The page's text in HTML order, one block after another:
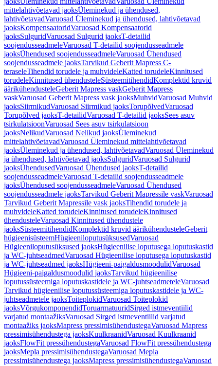
mittelahtivõetavad jaoksÜleminekud ja ühendused,
lahtivõetavadVaruosad Üleminekud ja ühendused, lahtivõetavad
jaoksKompensaatoridVaruosad Kompensaatorid
jaoksSulguridVaruosad Sulgurid jaoksT-detailid
soojendusseadmeleVaruosad T-detailid soojendusseadmele
jaoksÜhendused soojendusseadmeleVaruosad Ühendused
soojendusseadmele jaoksTarvikud Geberit Mapress C-
teraseleTihendid torudele ja muhvideleKatted torudeleKinnitused
torudeleKinnitused ühendusteleSüsteemitihendidKomplektid kruvid
äärikühendusteleGeberit Mapress vaskGeberit Mapress
vaskVaruosad Geberit Mapress vask jaoksMuhvidVaruosad Muhvid
jaoksSiirmikudVaruosad Siirmikud jaoksTorupõlvedVaruosad
Torupõlved jaoksT-detailidVaruosad T-detailid jaoksSees asuv
tsirkulatsioonVaruosad Sees asuv tsirkulatsioon
jaoksNelikudVaruosad Nelikud jaoksÜleminekud
mittelahtivõetavadVaruosad Üleminekud mittelahtivõetavad
jaoksÜleminekud ja ühendused, lahtivõetavadVaruosad Üleminekud
ja ühendused, lahtivõetavad jaoksSulguridVaruosad Sulgurid
jaoksÜhendusedVaruosad Ühendused jaoksT-detailid
soojendusseadmeleVaruosad T-detailid soojendusseadmele
jaoksÜhendused soojendusseadmeleVaruosad Ühendused
soojendusseadmele jaoksTarvikud Geberit Mapressile vaskVaruosad
Tarvikud Geberit Mapressile vask jaoksTihendid torudele ja
muhvideleKatted torudeleKinnitused torudeleKinnitused
ühendusteleVaruosad Kinnitused ühendustele
jaoksSüsteemitihendidKomplektid kruvid äärikühendusteleGeberit
hügieenisüsteemHügieeniloputusüksusedVaruosad
Hügieeniloputusüksused jaoksHügieenilise loputusega loputuskastid
ja WC-juhtseadmedVaruosad Hügieenilise loputusega loputuskastid
ja WC-juhtseadmed jaoksHügieeni-paigaldusmoodulidVaruosad
Hügieeni-paigaldusmoodulid jaoksTarvikud hügieenilise
loputussüsteemiga loputuskastidele ja WC-juhtseadmeteleVaruosad
Tarvikud hügieenilise loputussüsteemiga loputuskastidele ja WC-
juhtseadmetele jaoksToiteplokidVaruosad Toiteplokid
jaoksVõrgukomponendidToruarmatuuridSirged istmeventiilid
varjatud montaažiksVaruosad Sirged istmeventiilid varjatud
montaažiks jaoksMapress pressimisühendustegaVaruosad Mapress
pressimisühendustega jaoksKuulkraanidVaruosad Kuulkraanid
jaoksFlowFit pressühendustegaVaruosad FlowFit pressühendustega
jaoksMepla pressimisühendustegaVaruosad Mepla
pressimisühendustega jaoksMapress pressimisühendustegaVaruosad